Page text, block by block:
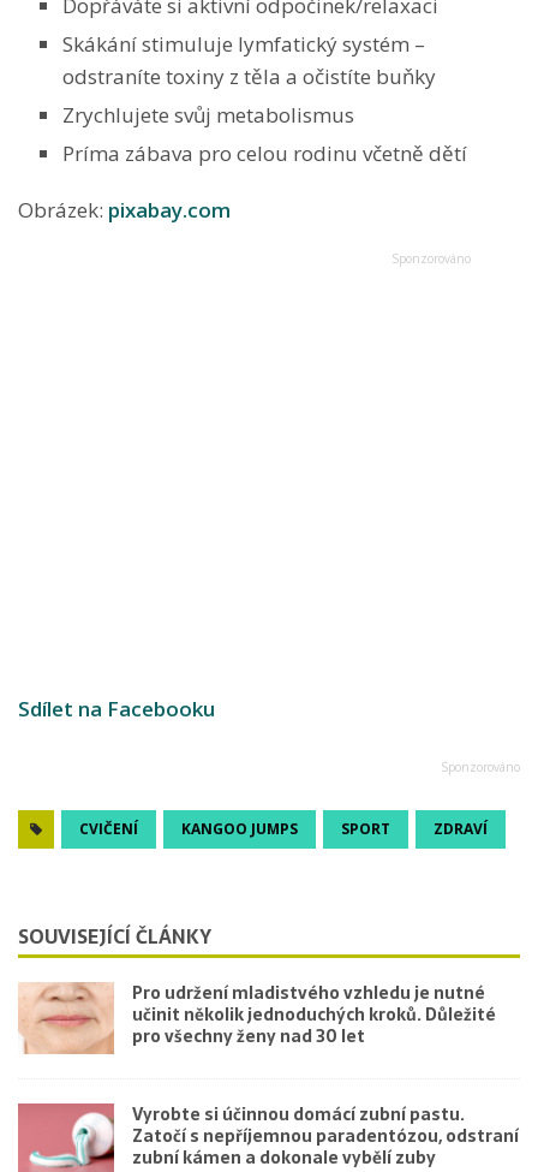
Skákání stimuluje lymfatický systém –
odstraníte toxiny z těla a očistíte buňky
Zrychlujete svůj metabolismus
Príma zábava pro celou rodinu včetně dětí
Obrázek: pixabay.com
Sdílet na Facebooku
CVIČENÍ KANGOO JUMPS SPORT ZDRAVÍ
SOUVISEJÍCÍ ČLÁNKY
Pro udržení mladistvého vzhledu je nutné
učinit několik jednoduchých kroků. Důležité
pro všechny ženy nad 30 let
Vyrobte si účinnou domácí zubní pastu.
Zatočí s nepříjemnou paradentózou, odstraní
zubní kámen a dokonale vybělí zuby